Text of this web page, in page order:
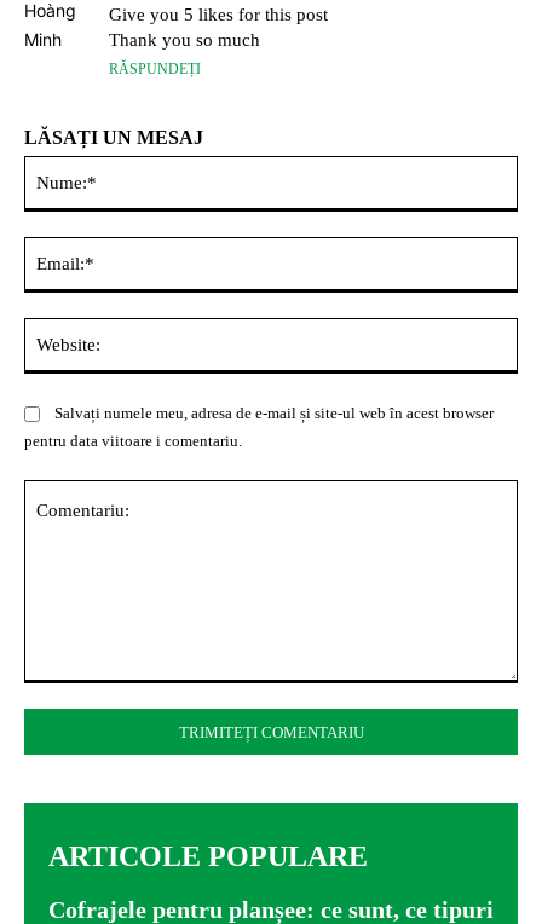
Give you 5 likes for this post
Thank you so much
RĂSPUNDEȚI
LĂSAȚI UN MESAJ
Salvați numele meu, adresa de e-mail și site-ul web în acest browser
pentru data viitoare i comentariu.
ARTICOLE POPULARE
Cofrajele pentru planșee: ce sunt, ce tipuri